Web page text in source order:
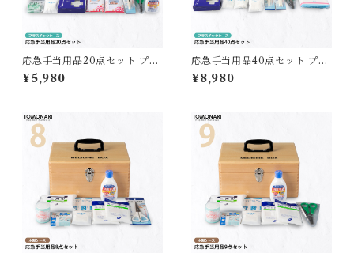
応急手当用品20点セット プラ
スチック製救急箱 【送料無
料】
¥5,980
応急手当用品40点セット プラ
スチック製救急箱 【送料無
料】
¥8,980